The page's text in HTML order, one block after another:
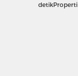
detikProperti